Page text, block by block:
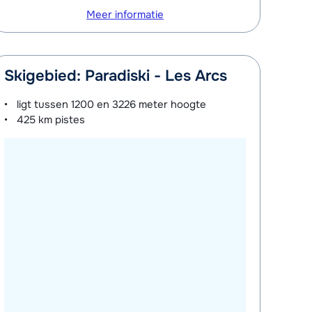
Meer informatie
Skigebied: Paradiski - Les Arcs
ligt tussen1200 en 3226 meter hoogte
425 km pistes